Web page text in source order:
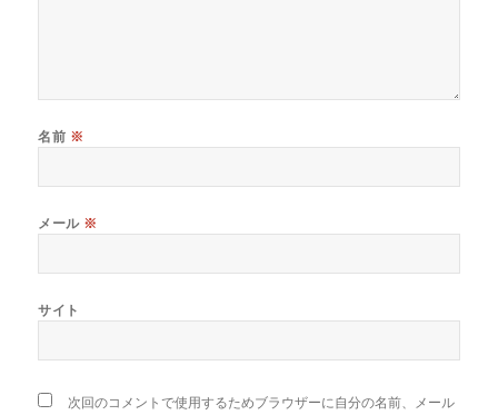
名前 ※
メール ※
サイト
次回のコメントで使用するためブラウザーに自分の名前、メール